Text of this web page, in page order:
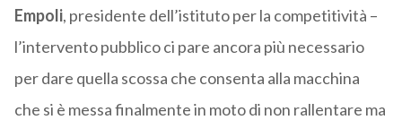
Empoli, presidente dell’istituto per la competitività –
l’intervento pubblico ci pare ancora più necessario
per dare quella scossa che consenta alla macchina
che si è messa finalmente in moto di non rallentare ma